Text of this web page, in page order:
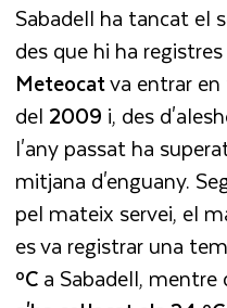
Sabadell ha tancat el
des que hi ha
Meteocatva entrar
del 2009 i, des
l'any passat ha
mitjana d'enguany.
pel mateix servei, el
es va registrar una
ºCa Sabadell, mentre